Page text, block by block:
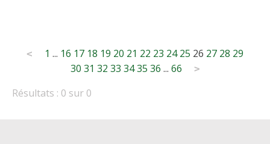
Posts
pagination
< 1 ... 16 17 18 19 20 21 22 23 24 25 26 27 28 29
30 31 32 33 34 35 36 ... 66 >
Résultats : 0 sur 0